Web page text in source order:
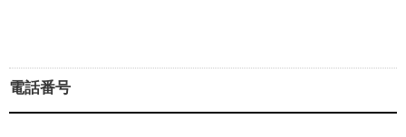
電話番号